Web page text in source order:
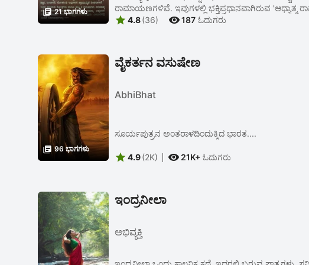
 21 ಭಾಗಗಳು
ರಾಮಾಯಣಗಳಿವೆ. ಇವುಗಳಲ್ಲಿ ಭಕ್ತಿಪ್ರಧಾನವಾಗಿರುವ 'ಆಧ್ಯಾತ್ಮ
 4.8(36) 187 ಓದುಗರು
 96 ಭಾಗಗಳು
ವೈಕರ್ತನ ವಸುಷೇಣ
AbhiBhat
ಸೂರ್ಯಪುತ್ರನ ಅಂತರಾಳದಿಂದುಕ್ಕಿದ ಭಾರತ....
 4.9(2K)  21K+ ಓದುಗರು
ಇಂದ್ರನೀಲಾ
ಅಭಿವ್ಯಕ್ತಿ